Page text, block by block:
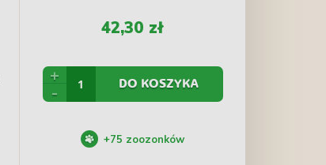
42,30 zł
+
-
DO KOSZYKA
+75 zoozonków